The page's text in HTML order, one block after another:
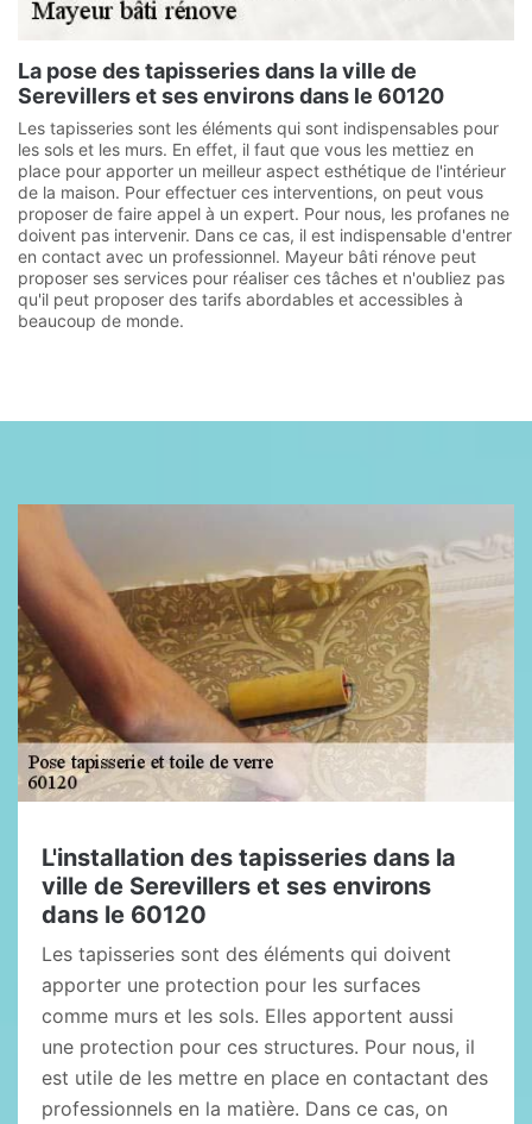
La pose des tapisseries dans la ville de
Serevillers et ses environs dans le 60120
Les tapisseries sont les éléments qui sont indispensables pour
les sols et les murs. En effet, il faut que vous les mettiez en
place pour apporter un meilleur aspect esthétique de l'intérieur
de la maison. Pour effectuer ces interventions, on peut vous
proposer de faire appel à un expert. Pour nous, les profanes ne
doivent pas intervenir. Dans ce cas, il est indispensable d'entrer
en contact avec un professionnel. Mayeur bâti rénove peut
proposer ses services pour réaliser ces tâches et n'oubliez pas
qu'il peut proposer des tarifs abordables et accessibles à
beaucoup de monde.
L'installation des tapisseries dans la
ville de Serevillers et ses environs
dans le 60120
Les tapisseries sont des éléments qui doivent
apporter une protection pour les surfaces
comme murs et les sols. Elles apportent aussi
une protection pour ces structures. Pour nous, il
est utile de les mettre en place en contactant des
professionnels en la matière. Dans ce cas, on